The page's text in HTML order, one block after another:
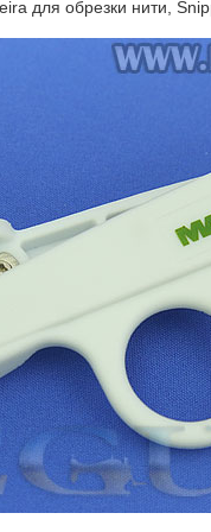
для обрезки нити,